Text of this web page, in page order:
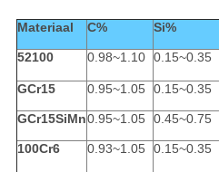
Materiaal C% Si%
52100 0.98~1.10 0.15~0.35
GCr15 0.95~1.05 0.15~0.35
GCr15SiMn0.95~1.05 0.45~0.75
100Cr6 0.93~1.05 0.15~0.35